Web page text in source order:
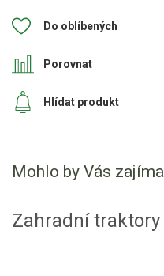
Štípačka na dřevo
VARI malotraktory
VARI multifunkční nosiče
Kultivátory
Do oblíbených
Porovnat
Hlídat produkt
Mohlo by Vás
Zahradní traktory